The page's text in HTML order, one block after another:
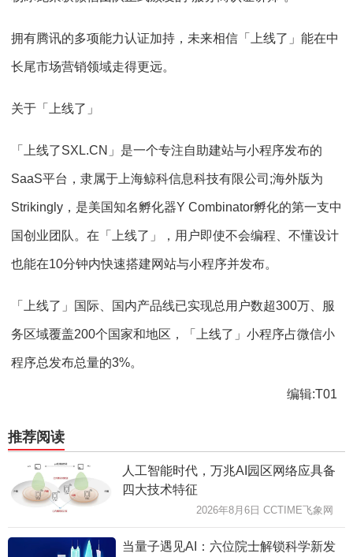
拥有腾讯的多项能力认证加持，未来相信「上线了」能在中
长尾市场营销领域走得更远。
关于「上线了」
「上线了SXL.CN」是一个专注自助建站与小程序发布的
SaaS平台，隶属于上海鲸科信息科技有限公司;海外版为
Strikingly，是美国知名孵化器Y Combinator孵化的第一支中
国创业团队。在「上线了」，用户即使不会编程、不懂设计
也能在10分钟内快速搭建网站与小程序并发布。
「上线了」国际、国内产品线已实现总用户数超300万、服
务区域覆盖200个国家和地区，「上线了」小程序占微信小
程序总发布总量的3%。
编辑:T01
推荐阅读
人工智能时代，万兆AI园区网络应具备
四大技术特征
2026年8月6日 CCTIME飞象网
当量子遇见AI：六位院士解锁科学新发